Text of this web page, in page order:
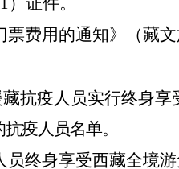
票费用的通知》（藏
抗疫人员实行终身享
疫人员名单。
终身享受西藏全境